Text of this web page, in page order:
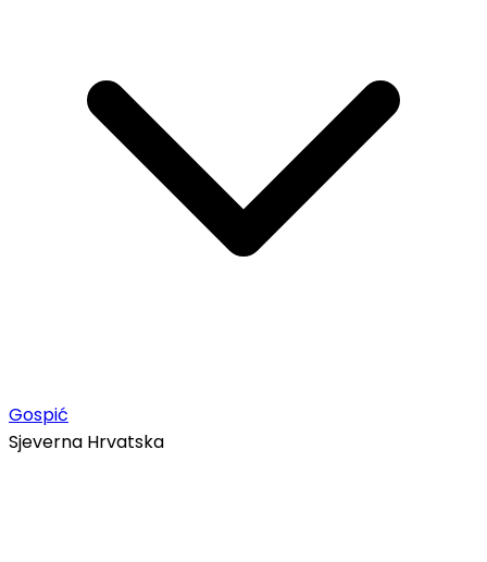
Gospić
Sjeverna Hrvatska